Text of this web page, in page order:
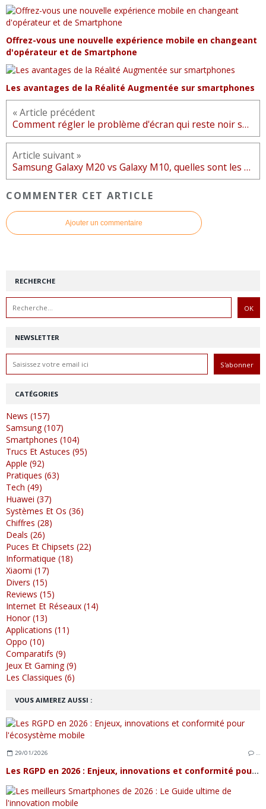
Offrez-vous une nouvelle expérience mobile en changeant
d'opérateur et de Smartphone
Les avantages de la Réalité Augmentée sur smartphones
« Article précédent
Comment régler le problème d'écran qui reste noir sur le Honor 9
Article suivant »
Samsung Galaxy M20 vs Galaxy M10, quelles sont les différences ?
COMMENTER CET ARTICLE
Ajouter un commentaire
NEWSLETTER
RECHERCHE
VOUS AIMEREZ AUSSI :
29/01/2026 …
Les RGPD en 2026 : Enjeux, innovations et conformité pour l'écosystème mobile
CATÉGORIES
News (157)
Samsung (107)
Smartphones (104)
Trucs Et Astuces (95)
Apple (92)
Pratiques (63)
Tech (49)
Huawei (37)
Systèmes Et Os (36)
Chiffres (28)
Deals (26)
Puces Et Chipsets (22)
Informatique (18)
Xiaomi (17)
Divers (15)
Reviews (15)
Internet Et Réseaux (14)
Honor (13)
Applications (11)
Oppo (10)
Comparatifs (9)
Jeux Et Gaming (9)
Les Classiques (6)